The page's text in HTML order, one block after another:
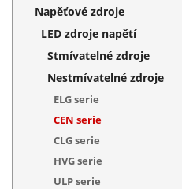
Napěťové zdroje
LED zdroje napětí
Stmívatelné zdroje
Nestmívatelné zdroje
ELG serie
CEN serie
CLG serie
HVG serie
ULP serie